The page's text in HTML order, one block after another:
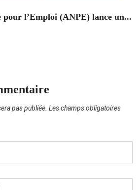
pour l’Emploi (ANPE) lance un...
pas publiée. Les champs obligatoires